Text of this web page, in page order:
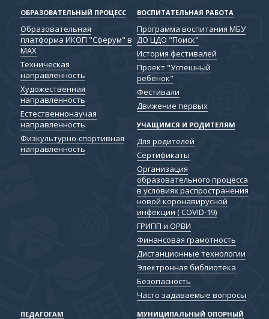
ОБРАЗОВАТЕЛЬНЫЙ ПРОЦЕСС
Образовательная
платформа ИКОП "Сферум" в
МАХ
Техническая
направленность
Художественная
направленность
Естественнонаучая
направленность
Физкультурно-спортивная
направленность
ВОСПИТАТЕЛЬНАЯ РАБОТА
Программа воспитания МБУ
ДО ЦДО "Поиск"
История фестивалей
Проект "Успешный
ребенок"
Фестивали
Движение первых
УЧАЩИМСЯ И РОДИТЕЛЯМ
Для родителей
Сертификаты
Организация
образовательного процесса
в условиях распространения
новой коронавирусной
инфекции ( COVID-19)
ГРИПП и ОРВИ
Финансовая грамотность
Дистанционные технологии
Электронная библиотека
Безопасность
Часто задаваемые вопросы
ПЕДАГОГАМ
МУНИЦИПАЛЬНЫЙ ОПОРНЫЙ